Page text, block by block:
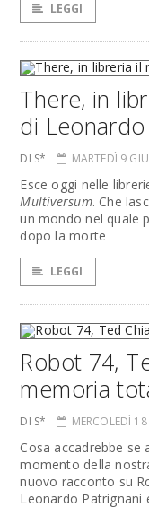
LEGGI
There, in
di
DI S* MARTEDÌ 9
Esce oggi nelle
Multiversum. Che
un mondo nel quale
dopo la morte
LEGGI
Robot 74,
memoria
DI S* MERCOLEDÌ
Cosa accadrebbe se
momento della
nuovo racconto su
Leonardo Patrignani